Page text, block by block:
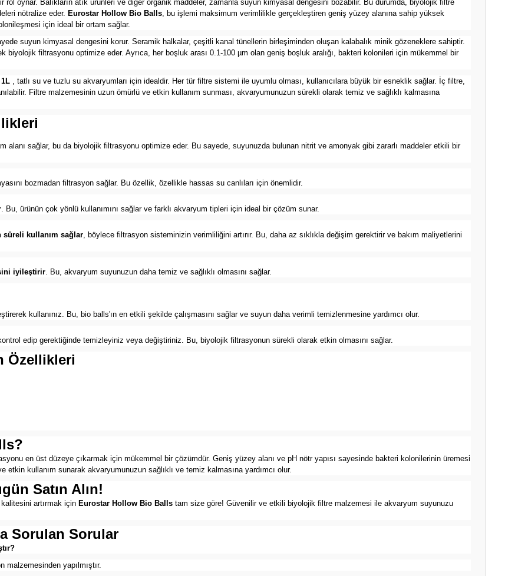
oynar. Balıkların atık ürünleri ve diğer organik maddeler, zamanla suyun kimyasal dengesini bozabilir. Bu durumda, biyolojik filtre
nötralize eder. Eurostar Hollow Bio Balls, bu işlemi maksimum verimlilikle gerçekleştiren geniş yüzey alanına sahip yüksek
için ideal bir ortam sağlar.
suyun kimyasal dengesini korur. Seramik halkalar, çeşitli kanal tünellerin birleşiminden oluşan kalabalık minik gözeneklere sahiptir.
biyolojik filtrasyonu optimize eder. Ayrıca, her boşluk arası 0.1-100 µm olan geniş boşluk aralığı, bakteri kolonileri için mükemmel bir
, tatlı su ve tuzlu su akvaryumları için idealdir. Her tür filtre sistemi ile uyumlu olması, kullanıcılara büyük bir esneklik sağlar. İç filtre,
Filtre malzemesinin uzun ömürlü ve etkin kullanım sunması, akvaryumunuzun sürekli olarak temiz ve sağlıklı kalmasına
alanı sağlar, bu da biyolojik filtrasyonu optimize eder. Bu sayede, suyunuzda bulunan nitrit ve amonyak gibi zararlı maddeler etkili bir
bozmadan filtrasyon sağlar. Bu özellik, özellikle hassas su canlıları için önemlidir.
. Bu, ürünün çok yönlü kullanımını sağlar ve farklı akvaryum tipleri için ideal bir çözüm sunar.
süreli kullanım sağlar, böylece filtrasyon sisteminizin verimliliğini artırır. Bu, daha az sıklıkla değişim gerektirir ve bakım maliyetlerini
iyileştirir. Bu, akvaryum suyunuzun daha temiz ve sağlıklı olmasını sağlar.
kullanınız. Bu, bio balls'ın en etkili şekilde çalışmasını sağlar ve suyun daha verimli temizlenmesine yardımcı olur.
edip gerektiğinde temizleyiniz veya değiştiriniz. Bu, biyolojik filtrasyonun sürekli olarak etkin olmasını sağlar.
Özellikleri
en üst düzeye çıkarmak için mükemmel bir çözümdür. Geniş yüzey alanı ve pH nötr yapısı sayesinde bakteri kolonilerinin üremesi
kullanım sunarak akvaryumunuzun sağlıklı ve temiz kalmasına yardımcı olur.
Satın Alın!
artırmak için Eurostar Hollow Bio Balls tam size göre! Güvenilir ve etkili biyolojik filtre malzemesi ile akvaryum suyunuzu
Sorulan Sorular
yapılmıştır.